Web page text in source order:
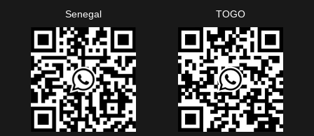
Senegal TOGO